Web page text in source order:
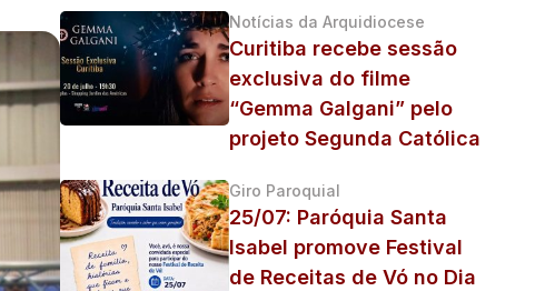
Notícias da Arquidiocese
Curitiba recebe sessão
exclusiva do filme
“Gemma Galgani” pelo
projeto Segunda Católica
Giro Paroquial
25/07: Paróquia Santa
Isabel promove Festival
de Receitas de Vó no Dia